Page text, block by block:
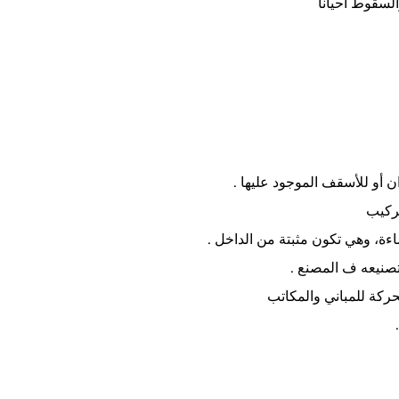
أو للأسقف الموجود عليها .
وهي تكون مثبتة من الداخل .
ف المصنع .
للمباني والمكاتب